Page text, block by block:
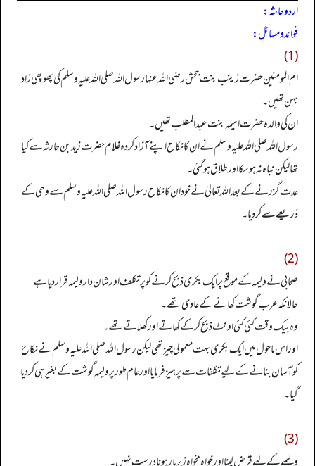
اردو حاشہ:
فوائد و مسائل:
(1)
ام المومنین حضرت زینب بنت جحش رضی اللہ عنہا رسول اللہ صلی اللہ علیہ وسلم کی پھوپھی زاد
بہن تھیں۔
ان کی والدہ حضرت امیمہ بنت عبدالمطلب تھیں۔
رسول اللہ صلی اللہ علیہ وسلم نے ان کا نکاح اپنے آزاد کردہ غلام حضرت زید بن حارثہ سے کیا
تھا لیکن نباہ نہ ہو سکا اور طلاق ہو گئی۔
عدت گزرنے کے بعد اللہ تعالیٰ نے خود ان کا نکاح رسول اللہ صلی اللہ علیہ وسلم سے وحی کے
ذریعے سے کردیا۔
(2)
صحابی نے ولیمہ کے موقع پر ایک بکری ذبح کرنے کو پرتکلف اور شان دار ولیمہ قرار دیا ہے
حالانکہ عرب گوشت کھانے کے عادی تھے۔
وہ بیک وقت کئی کئی اونٹ ذبح کر کے کھاتے اور کھلاتے تھے۔
اور اس ماحول میں ایک بکری بہت معمولی چیز تھی لیکن رسول اللہ صلی اللہ علیہ وسلم نے نکاح
کو آسان بنانے کے لیے تکلفات سے پرہیز فرمایا اور عام طور پر ولیمہ گوشت کے بغیر ہی کردیا
گیا۔
(3)